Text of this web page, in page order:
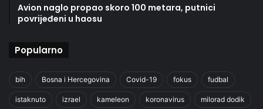
Avion naglo propao skoro 100 metara, putnici
povrijeđeni u haosu
Popularno
bih Bosna i Hercegovina Covid-19 fokus fudbal
istaknuto izrael kameleon koronavirus milorad dodik